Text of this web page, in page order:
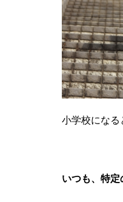
小学校になる
いつも、特